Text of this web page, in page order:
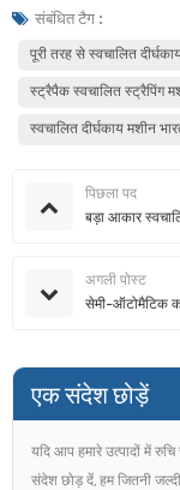
संबंधित टैग :
पूरी तरह से स्वचालित
स्ट्रैपैक स्वचालित स्ट्रैपिंग
स्वचालित दीर्घकाय मशीन
पिछला पद
बड़ा आकार
अगली पोस्ट
सेमी-ऑटोमैटिक
एक संदेश छोड़ें
यदि आप हमारे उत्पादों में
संदेश छोड़ दें, हम जितनी